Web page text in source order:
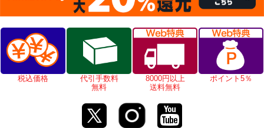
税込価格
代引手数料
無料
8000円以上
送料無料
ポイント5％